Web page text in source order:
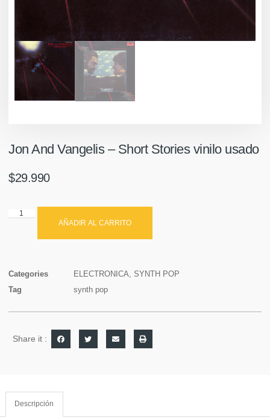
Jon And Vangelis ‎– Short Stories vinilo usado
$29.990
AÑADIR AL CARRITO
Categories ELECTRONICA SYNTH POP
Tag
synth pop
Share it :
Descripción